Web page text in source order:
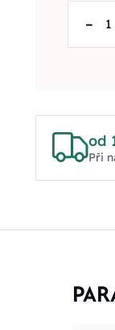
–
od
Při